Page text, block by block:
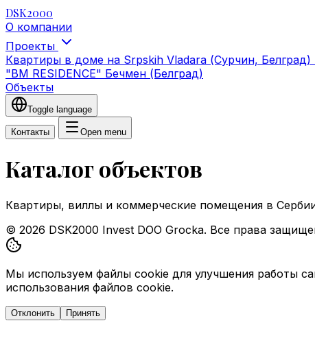
DSK2000
О компании
Проекты
Квартиры в доме на Srpskih Vladara (Сурчин, Белград)
"BM RESIDENCE" Бечмен (Белград)
Объекты
Toggle language
Контакты Open menu
Каталог объектов
Квартиры, виллы и коммерческие помещения в
© 2026 DSK2000 Invest DOO Grocka. Все права
Мы используем файлы cookie для улучшения работы
использования файлов cookie.
Отклонить Принять